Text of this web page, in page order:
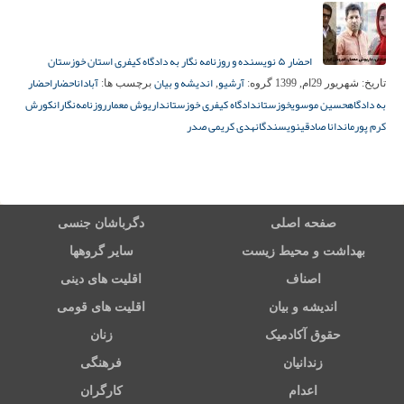
احضار ۵ نویسنده و روزنامه نگار به دادگاه کیفری استان خوزستان
تاریخ: شهریور 29ام, 1399 گروه: آرشیو, اندیشه و بیان برچسب ها: آباداناحضاراحضار
به دادگاهحسین موسویخوزستاندادگاه کیفری خوزستانداریوش معمارروزنامه‌نگارانکورش
کرم پورماندانا صادقینویسندگانهدی کریمی صدر
صفحه اصلی دگرباشان جنسی
بهداشت و محیط زیست سایر گروهها
اصناف اقلیت های دینی
اندیشه و بیان اقلیت های قومی
حقوق آکادمیک زنان
زندانیان فرهنگی
اعدام کارگران